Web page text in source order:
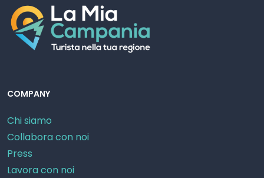
COMPANY
Chi siamo
Collabora con noi
Press
Lavora con noi